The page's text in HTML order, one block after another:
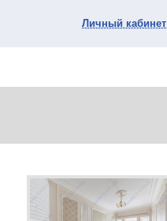
Личный кабинет